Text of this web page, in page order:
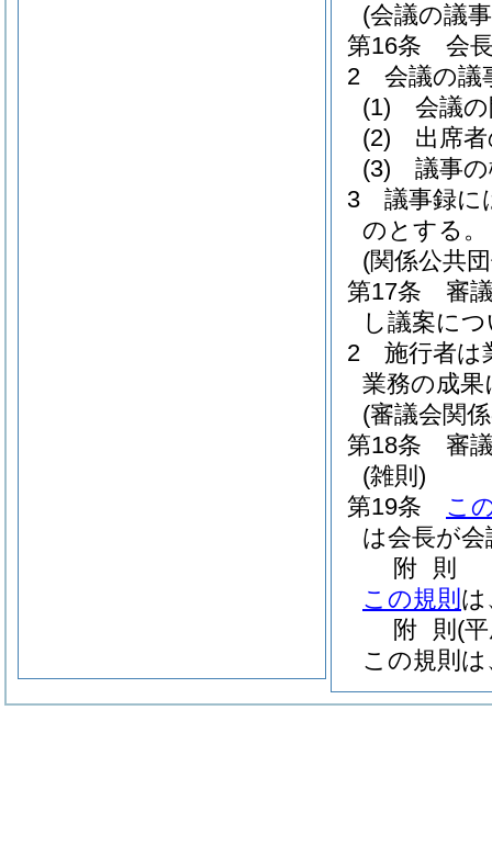
(会議の議
第16条
会
2
会議の議
(1)
会議
(2)
出席
(3)
議事
3
議事録に
のとする。
(関係公共
第17条
審
し議案に
2
施行者は
業務の成
(審議会関
第18条
審
(雑則)
第19条
こ
は会長が
附 則
この規則 は
附 則 (
この規則